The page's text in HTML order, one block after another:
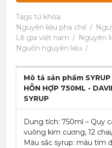
Tags từ khóa:
Nguyên liệu pha chế
Lê gia việt nam
Nguyên
Nguồn nguyên liệu
Mô tả sản phẩm SYRUP
HỖN HỢP 750ML -
SYRUP
Dung tích: 750ml – Quy
vuông kim cương, 12
Màu sắc syrup: màu tím